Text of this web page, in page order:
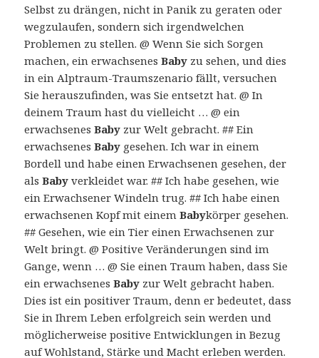
Selbst zu drängen, nicht in Panik zu geraten oder
wegzulaufen, sondern sich irgendwelchen
Problemen zu stellen. @ Wenn Sie sich Sorgen
machen, ein erwachsenesBaby zu sehen, und dies
in ein Alptraum-Traumszenario fällt, versuchen
Sie herauszufinden, was Sie entsetzt hat. @ In
deinem Traum hast du vielleicht … @ ein
erwachsenesBaby zur Welt gebracht. ## Ein
erwachsenesBaby gesehen. Ich war in einem
Bordell und habe einen Erwachsenen gesehen, der
alsBaby verkleidet war. ## Ich habe gesehen, wie
ein Erwachsener Windeln trug. ## Ich habe einen
erwachsenen Kopf mit einemBabykörper gesehen.
## Gesehen, wie ein Tier einen Erwachsenen zur
Welt bringt. @ Positive Veränderungen sind im
Gange, wenn … @ Sie einen Traum haben, dass Sie
ein erwachsenesBaby zur Welt gebracht haben.
Dies ist ein positiver Traum, denn er bedeutet, dass
Sie in Ihrem Leben erfolgreich sein werden und
möglicherweise positive Entwicklungen in Bezug
auf Wohlstand, Stärke und Macht erleben werden.